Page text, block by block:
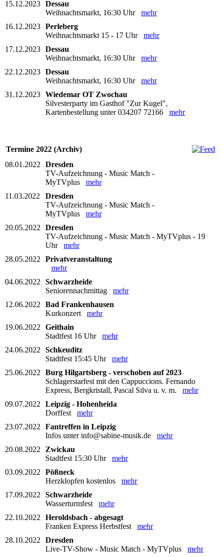
15.12.2023 Dessau
Weihnachtsmarkt, 16:30 Uhr mehr
16.12.2023 Perleberg
Weihnachtsmarkt 15 - 17 Uhr mehr
17.12.2023 Dessau
Weihnachtsmarkt, 16:30 Uhr mehr
22.12.2023 Dessau
Weihnachtsmarkt, 16:30 Uhr mehr
31.12.2023 Wiedemar OT Zwochau
Silvesterparty im Gasthof "Zur Kugel",
Kartenbestellung unter 034207 72166 mehr
Termine 2022 (Archiv)
08.01.2022
Dresden
TV-Aufzeichnung - Music Match -
MyTVplus mehr
11.03.2022
Dresden
TV-Aufzeichnung - Music Match -
MyTVplus mehr
20.05.2022
Dresden
TV-Aufzeichnung - Music Match - MyTVplus - 19
Uhr mehr
28.05.2022
Privatveranstaltung
mehr
04.06.2022
Schwarzheide
Seniorennachmittag mehr
12.06.2022
Bad Frankenhausen
Kurkonzert mehr
19.06.2022
Geithain
Stadtfest 16 Uhr mehr
24.06.2022
Schkeuditz
Stadtfest 15:45 Uhr mehr
25.06.2022
Burg Hilgartsberg - verschoben auf 2023
Schlagerstarfest mit den Cappuccions. Fernando
Express, Bergkristall, Pascal Silva u. v. m. mehr
09.07.2022
Leipzig - Hohenheida
Dorffest mehr
23.07.2022
Fantreffen in Leipzig
Infos unter info@sabine-musik.de mehr
20.08.2022
Zwickau
Stadtfest 15:30 Uhr mehr
03.09.2022
Pößneck
Herzklopfen kostenlos mehr
17.09.2022
Schwarzheide
Wasserturmfest mehr
22.10.2022
Heroldsbach - abgesagt
Franken Express Herbstfest mehr
28.10.2022
Dresden
Live-TV-Show - Music Match - MyTVplus mehr